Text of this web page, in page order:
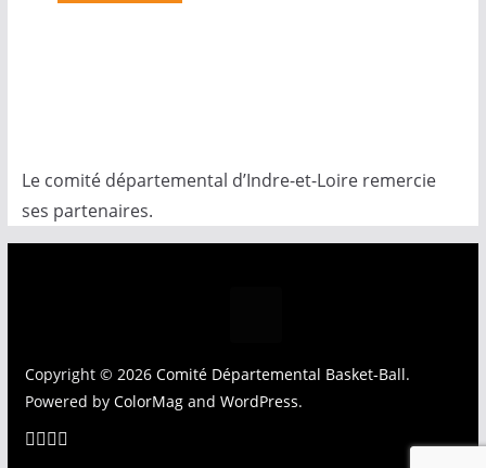
Le comité départemental d’Indre-et-Loire remercie
ses partenaires.
Copyright © 2026 Comité Départemental Basket-Ball.
Powered by ColorMagand WordPress.